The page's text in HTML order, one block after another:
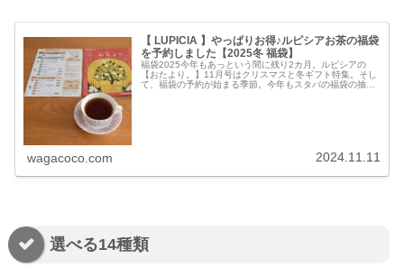
【 LUPICIA 】やっぱりお得♪ルピシアお茶の福袋
を予約しました【2025冬 福袋】
福袋2025今年もあっという間に残り2カ月。ルピシアの
【おたより。】11月号はクリスマスと冬ギフト特集。そし
て、福袋の予約が始まる季節。今年もスタバの福袋の抽選
wagacoco.com 2024.11.11
選べる14種類